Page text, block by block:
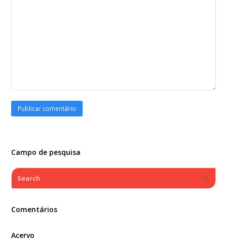
Campo de pesquisa
Search
Comentários
Acervo